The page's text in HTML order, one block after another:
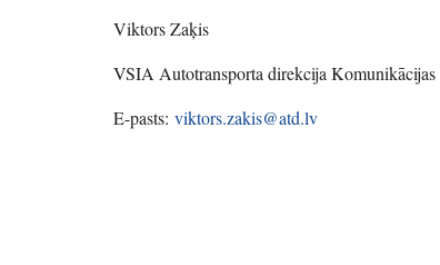
Viktors Zaķis
VSIA Autotransporta direkcija Komunikācijas
E-pasts: viktors.zakis@atd.lv